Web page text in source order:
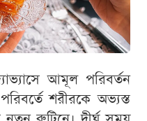
আমূল পরিবর্তন
শরীরকে অভ্যস্ত